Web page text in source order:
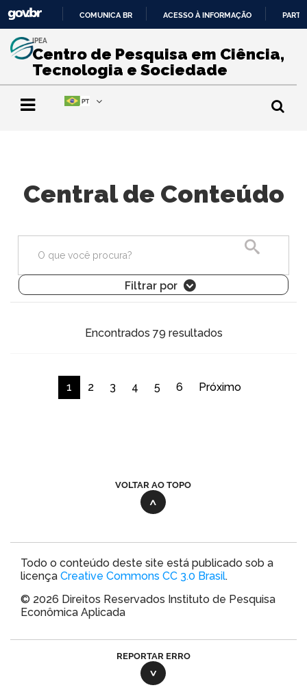
PARA
O
CONTEÚDO
COMUNICA BR ACESSO À INFORMAÇÃO
IPEA
Centro de Pesquisa em Ciência,
Tecnologia e Sociedade
Central de Conteúdo
Filtrar por
Encontrados 79 resultados
1 2 3 4 5 6 Próximo
VOLTAR AO TOPO
Todo o conteúdo deste site está publicado sob a
licença Creative Commons CC 3.0 Brasil.
© 2026 Direitos Reservados Instituto de Pesquisa
Econômica Aplicada
REPORTAR ERRO